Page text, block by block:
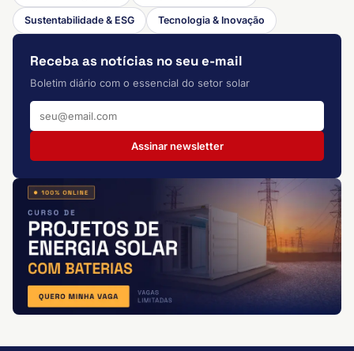
Sustentabilidade & ESG Tecnologia & Inovação
Receba as notícias no seu e-mail
Boletim diário com o essencial do setor solar
Assinar newsletter